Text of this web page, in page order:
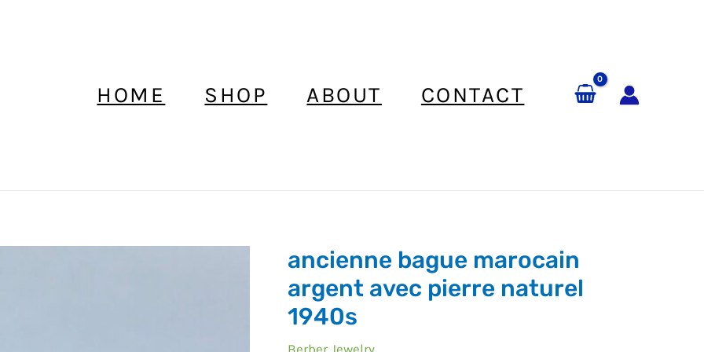
HOME SHOP ABOUT CONTACT
ancienne bague marocain
argent avec pierre naturel
1940s
Berber Jewelry
ancienne
marocain
argent
avec